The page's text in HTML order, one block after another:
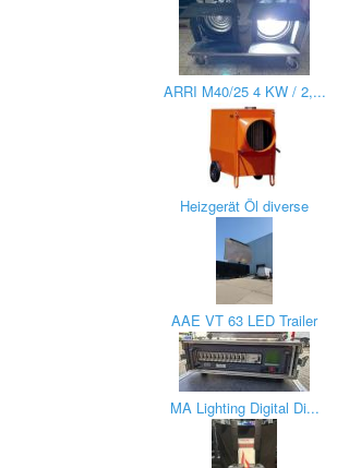
ARRI M40/25 4 KW / 2,...
Heizgerät Öl diverse
AAE VT 63 LED Trailer
MA Lighting Digital Di...